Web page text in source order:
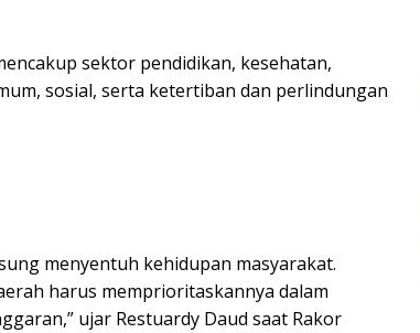
sektor pendidikan, kesehatan,
sosial, serta ketertiban dan perlindungan
menyentuh kehidupan masyarakat.
harus memprioritaskannya dalam
ujar Restuardy Daud saat Rakor